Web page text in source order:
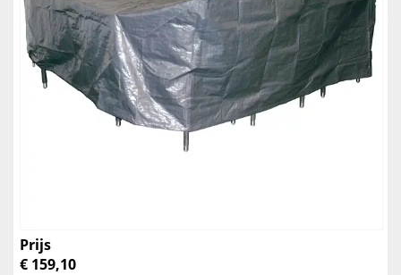
Prijs
€ 159,10